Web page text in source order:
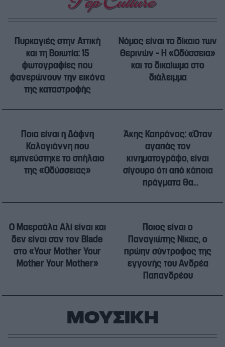
Πυρκαγιές στην Αττική
και τη Βοιωτία: 15
φωτογραφίες που
φανερώνουν την εικόνα
της καταστροφής
Νόμος είναι το δίκαιο των
θερινών – Η «Οδύσσεια»
και το δικαίωμα στο
διάλειμμα
Ποια είναι η Δάφνη
Καλογιάννη που
εμπνεύστηκε το σπήλαιο
της «Οδύσσειας»
Άκης Καπράνος: «Όταν
αγαπάς τον
κινηματογράφο, είναι
σίγουρο ότι από κάποια
πράγματα θα
Ο Μαερσάλα Αλί είναι και
δεν είναι σαν τον Blade
στο «Your Mother Your
Mother Your Mother»
Ποιος είναι ο
Παναγιώτης Νίκας, ο
πρώην σύντροφος της
εγγονής του Ανδρέα
Παπανδρέου
ΜΟΥΣΙΚΗ